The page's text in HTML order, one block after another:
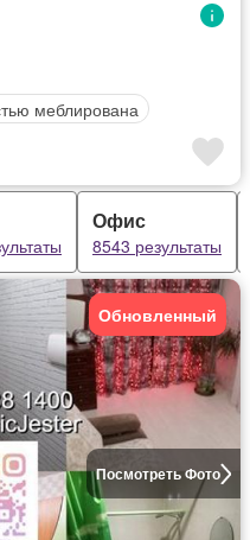
меблирована
Офис
8543 результаты
Посмотреть Фото
Обновленный